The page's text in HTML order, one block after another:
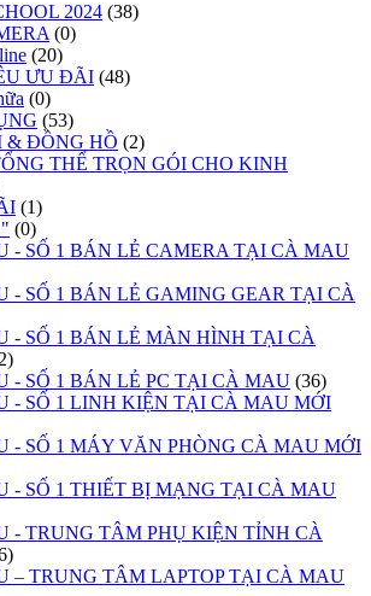
2024 (38)
(0)
(20)
ƯU ĐÃI (48)
(0)
(53)
& ĐỒNG HỒ (2)
THỂ TRỌN GÓI CHO KINH
(1)
(0)
- SỐ 1 BÁN LẺ CAMERA TẠI CÀ MAU
- SỐ 1 BÁN LẺ GAMING GEAR TẠI CÀ
- SỐ 1 BÁN LẺ MÀN HÌNH TẠI CÀ
- SỐ 1 BÁN LẺ PC TẠI CÀ MAU (36)
- SỐ 1 LINH KIỆN TẠI CÀ MAU MỚI
- SỐ 1 MÁY VĂN PHÒNG CÀ MAU MỚI
- SỐ 1 THIẾT BỊ MẠNG TẠI CÀ MAU
- TRUNG TÂM PHỤ KIỆN TỈNH CÀ
– TRUNG TÂM LAPTOP TẠI CÀ MAU